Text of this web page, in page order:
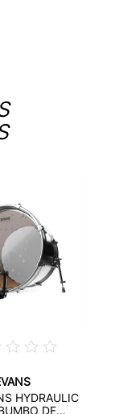
HYDRAULIC
DE...